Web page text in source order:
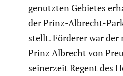
genutzten Gebietes
der Prinz-Albrecht-
stellt. Förderer war der
Prinz Albrecht von
seiner­zeit Regent des